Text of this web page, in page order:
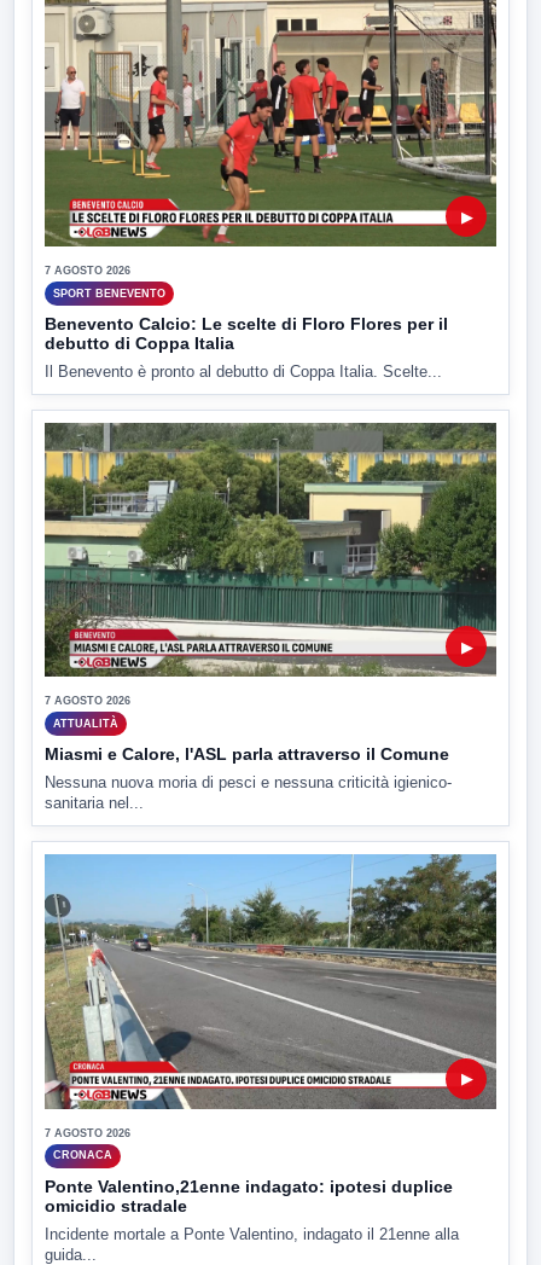
▶
7 AGOSTO 2026
SPORT BENEVENTO
Benevento Calcio: Le scelte di Floro Flores per il
debutto di Coppa Italia
Il Benevento è pronto al debutto di Coppa Italia. Scelte...
▶
7 AGOSTO 2026
ATTUALITÀ
Miasmi e Calore, l'ASL parla attraverso il Comune
Nessuna nuova moria di pesci e nessuna criticità igienico-
sanitaria nel...
▶
7 AGOSTO 2026
CRONACA
Ponte Valentino,21enne indagato: ipotesi duplice
omicidio stradale
Incidente mortale a Ponte Valentino, indagato il 21enne alla
guida...